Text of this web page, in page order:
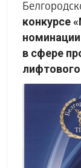
конкурсе
в сфере